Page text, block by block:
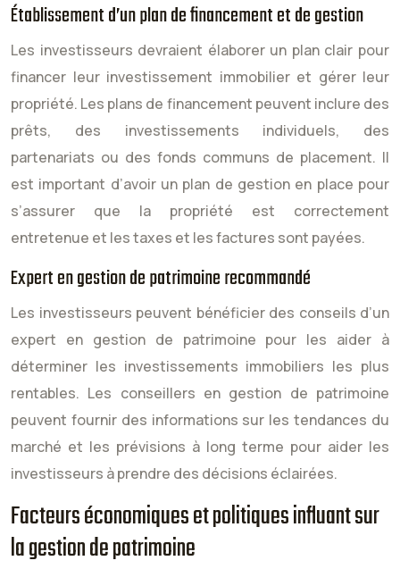
Établissement d’un plan de financement et de gestion
Les investisseurs devraient élaborer un plan clair pour
financer leur investissement immobilier et gérer leur
propriété. Les plans de financement peuvent inclure des
prêts, des investissements individuels, des
partenariats ou des fonds communs de placement. Il
est important d’avoir un plan de gestion en place pour
s’assurer que la propriété est correctement
entretenue et les taxes et les factures sont payées.
Expert en gestion de patrimoine recommandé
Les investisseurs peuvent bénéficier des conseils d’un
expert en gestion de patrimoine pour les aider à
déterminer les investissements immobiliers les plus
rentables. Les conseillers en gestion de patrimoine
peuvent fournir des informations sur les tendances du
marché et les prévisions à long terme pour aider les
investisseurs à prendre des décisions éclairées.
Facteurs économiques et politiques influant sur
la gestion de patrimoine